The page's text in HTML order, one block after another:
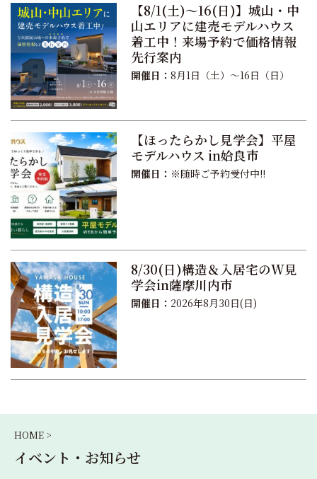
【8/1(土)〜16(日)】城山・中
山エリアに建売モデルハウス
着工中！来場予約で価格情報
先行案内
開催日： 8月1日（土）〜16日（日）
【ほったらかし見学会】平屋
モデルハウス in姶良市
開催日： ※随時ご予約受付中!!
8/30(日)構造＆入居宅のW見
学会in薩摩川内市
開催日： 2026年8月30日(日)
HOME >
イベント・お知らせ